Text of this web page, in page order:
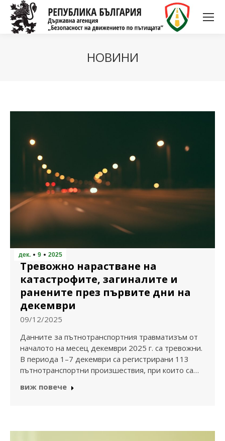
НОВИНИ
дек. 9 2025
Тревожно нарастване на
катастрофите, загиналите и
ранените през първите дни на
декември
09/12/2025
Данните за пътнотранспортния травматизъм от
началото на месец декември 2025 г. са тревожни.
В периода 1–7 декември са регистрирани 113
пътнотранспортни произшествия, при които са…
виж повече